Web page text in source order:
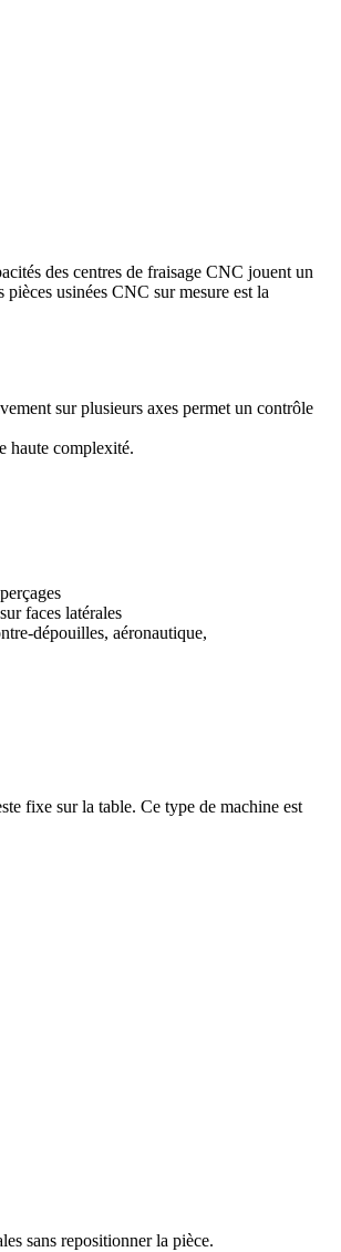
des centres de fraisage CNC jouent un
usinées CNC sur mesure est la
sur plusieurs axes permet un contrôle
haute complexité.
faces latérales
dépouilles, aéronautique,
fixe sur la table. Ce type de machine est
sans repositionner la pièce.